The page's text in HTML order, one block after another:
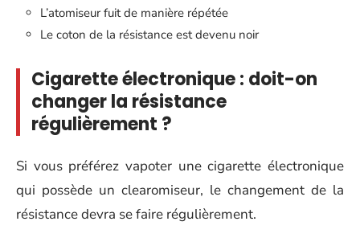
L’atomiseur fuit de manière répétée
Le coton de la résistance est devenu noir
Cigarette électronique : doit-on
changer la résistance
régulièrement ?
Si vous préférez vapoter une cigarette électronique
qui possède un clearomiseur, le changement de la
résistance devra se faire régulièrement.